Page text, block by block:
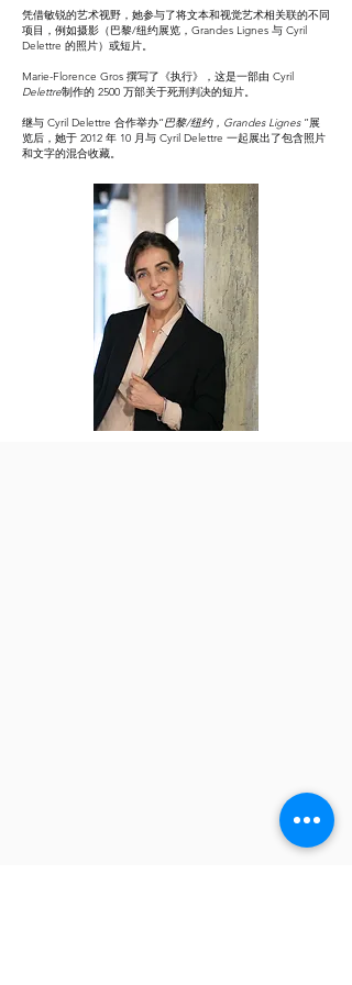
凭借敏锐的艺术视野，她参与了将文本和视觉艺术相关联的不同
项目，例如摄影（巴黎/纽约展览，Grandes Lignes 与 Cyril
Delettre 的照片）或短片。
Marie-Florence Gros 撰写了《执行》，这是一部由 Cyril
Delettre制作的 2500 万部关于死刑判决的短片。
继与 Cyril Delettre 合作举办“巴黎/纽约，Grandes Lignes”展
览后，她于 2012 年 10 月与 Cyril Delettre 一起展出了包含照片
和文字的混合收藏。